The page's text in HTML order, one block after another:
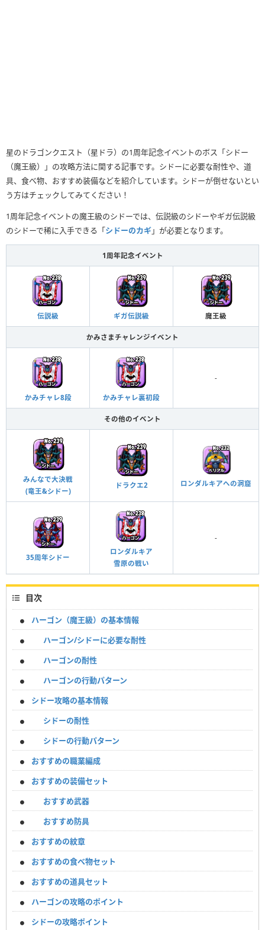
星のドラゴンクエスト（星ドラ）の1周年記念イベントのボス「シドー
（魔王級）」の攻略方法に関する記事です。シドーに必要な耐性や、道
具、食べ物、おすすめ装備などを紹介しています。シドーが倒せないとい
う方はチェックしてみてください！
1周年記念イベントの魔王級のシドーでは、伝説級のシドーやギガ伝説級
のシドーで稀に入手できる「シドーのカギ」が必要となります。
1周年記念イベント
伝説級 ギガ伝説級 魔王級
かみさまチャレンジイベント
かみチャレ8段 かみチャレ裏初段
-
その他のイベント
みんなで大決戦
(竜王&シドー)
ドラクエ2 ロンダルキアへの洞窟
35周年シドー
ロンダルキア
雪原の戦い
-
目次
ハーゴン（魔王級）の基本情報
ハーゴン/シドーに必要な耐性
ハーゴンの耐性
ハーゴンの行動パターン
シドー攻略の基本情報
シドーの耐性
シドーの行動パターン
おすすめの職業編成
おすすめの装備セット
おすすめ武器
おすすめ防具
おすすめの紋章
おすすめの食べ物セット
おすすめの道具セット
ハーゴンの攻略のポイント
シドーの攻略ポイント